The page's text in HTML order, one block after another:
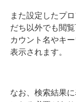
また設定したプ
だち以外でも閲
カウント名やキ
表示されます。
なお、検索結果